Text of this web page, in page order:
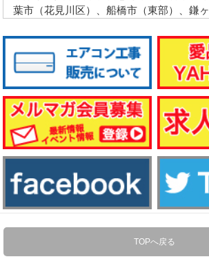
葉市（花見川区）、船橋市（東部）、鎌ヶ
TOPへ戻る